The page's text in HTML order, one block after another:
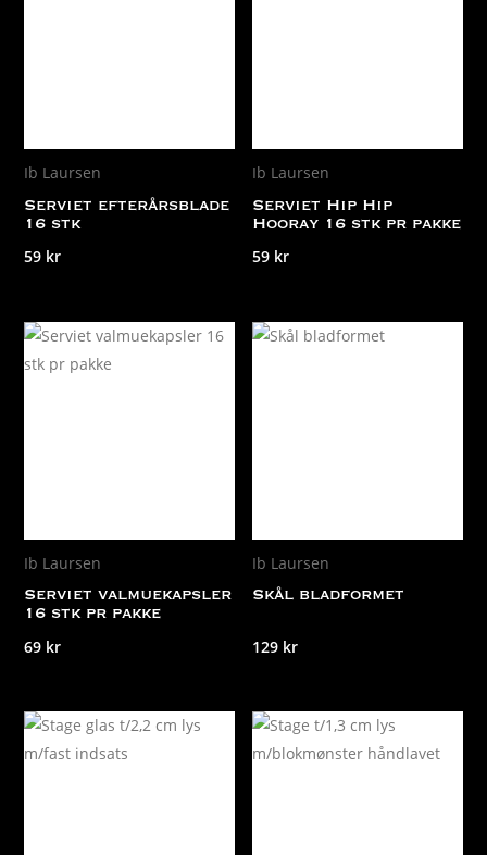
Ib Laursen
Serviet efterårsblade
16 stk
59 kr
Ib Laursen
Serviet Hip Hip
Hooray 16 stk pr pakke
59 kr
Ib Laursen
Serviet valmuekapsler
16 stk pr pakke
69 kr
Ib Laursen
Skål bladformet
129 kr